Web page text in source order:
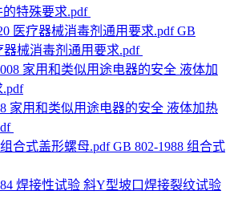
特殊要求.pdf
GB
器械消毒剂通用要求.pdf
家用和类似用途电器的安全 液体加热
GB 802-1988 组合式